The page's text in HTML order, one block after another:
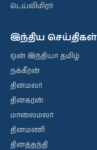
டெய்லிமிரர்
இந்திய செய்திகள்
ஒன் இந்தியா தமிழ்
நக்கீரன்
தினமலர்
தினகரன்
மாலைமலர்
தினமணி
தினத்தந்தி